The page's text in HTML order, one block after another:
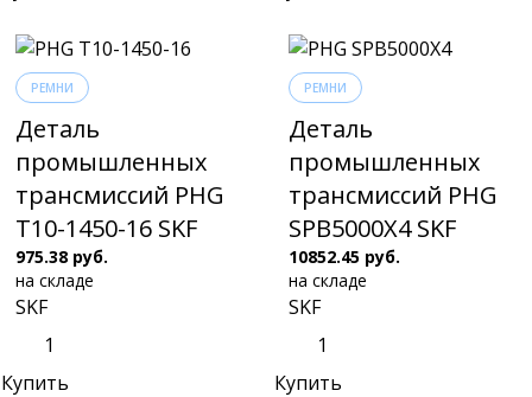
РЕМНИ
Деталь
промышленных
трансмиссий PHG
T10-1450-16 SKF
975.38 руб.
на складе
SKF
Купить
РЕМНИ
Деталь
промышленных
трансмиссий PHG
SPB5000X4 SKF
10852.45 руб.
на складе
SKF
Купить